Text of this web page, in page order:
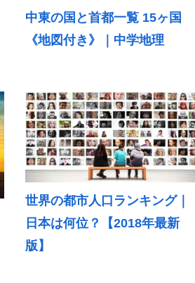
中東の国と首都一覧 15ヶ国
《地図付き》｜中学地理
世界の都市人口ランキング｜
日本は何位？【2018年最新
版】